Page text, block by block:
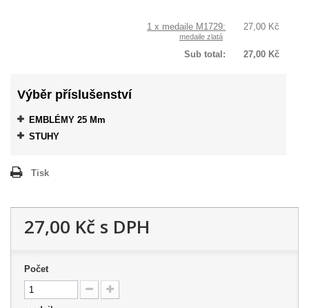
1 x medaile M1729:
medaile zlatá
27,00 Kč
Sub total: 27,00 Kč
Výběr příslušenství
EMBLÉMY 25 Mm
STUHY
Tisk
27,00 Kč s DPH
Počet